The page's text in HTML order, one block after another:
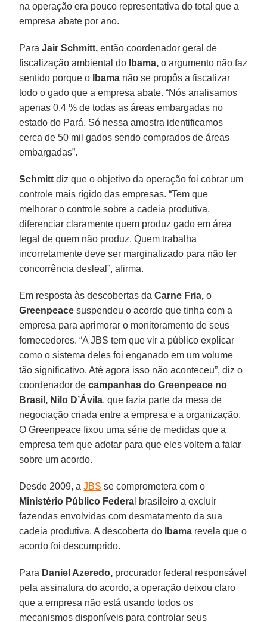
na operação era pouco representativa do total que a
empresa abate por ano.
ParaJair Schmitt, então coordenador geral de
fiscalização ambiental do
Ibama, o argumento não faz
sentido porque o
Ibama não se propôs a fiscalizar
todo o gado que a empresa abate. “Nós analisamos
apenas 0,4 % de todas as áreas embargadas no
estado do Pará. Só nessa amostra identificamos
cerca de 50 mil gados sendo comprados de áreas
embargadas”.
Schmitt diz que o objetivo da operação foi cobrar um
controle mais rígido das empresas. “Tem que
melhorar o controle sobre a cadeia produtiva,
diferenciar claramente quem produz gado em área
legal de quem não produz. Quem trabalha
incorretamente deve ser marginalizado para não ter
concorrência desleal”, afirma.
Em resposta às descobertas daCarne Fria, o
Greenpeace suspendeu o acordo que tinha com a
empresa para aprimorar o monitoramento de seus
fornecedores. “A JBS tem que vir a público explicar
como o sistema deles foi enganado em um volume
tão significativo. Até agora isso não aconteceu”, diz o
coordenador decampanhas do Greenpeace no
Brasil, Nilo D’Ávila, que fazia parte da mesa de
negociação criada entre a empresa e a organização.
O Greenpeace fixou uma série de medidas que a
empresa tem que adotar para que eles voltem a falar
sobre um acordo.
Desde 2009, aJBS se comprometera com o
Ministério Público Federa l brasileiro a excluir
fazendas envolvidas com desmatamento da sua
cadeia produtiva. A descoberta do
Ibama revela que o
acordo foi descumprido.
Para Daniel Azeredo, procurador federal responsável
pela assinatura do acordo, a operação deixou claro
que a empresa não está usando todos os
mecanismos disponíveis para controlar seus